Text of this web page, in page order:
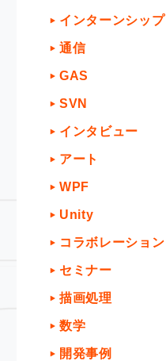
インターンシップ
通信
GAS
SVN
インタビュー
アート
WPF
Unity
コラボレーション
セミナー
描画処理
数学
開発事例